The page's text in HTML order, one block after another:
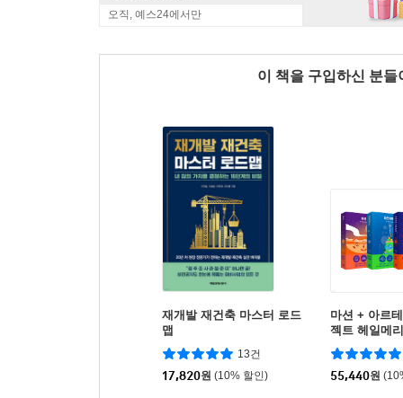
오직, 예스24에서만
이 책을 구입하신 분
재개발 재건축 마스터 로드
맵
13건
17,820원 (10% 할인)
마션 + 아르
젝트 헤일메리
55,440원